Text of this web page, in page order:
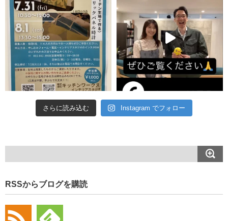
さらに読み込む Instagram でフォロー
RSSからブログを購読